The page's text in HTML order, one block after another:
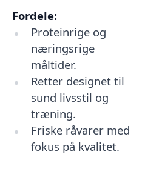
Fordele:
Proteinrige og
næringsrige
måltider.
Retter designet til
sund livsstil og
træning.
Friske råvarer med
fokus på kvalitet.